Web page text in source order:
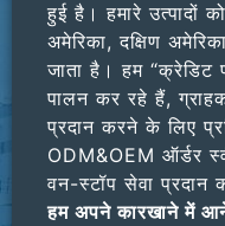
हुई है। हमारे उत्पादों
अमेरिका, दक्षिण
जाता है। हम “क्रेडिट
पालन कर रहे हैं,
प्रदान करने के लिए
ODM&OEM ऑर्डर
वन-स्टॉप सेवा
हम अपने कारखाने में